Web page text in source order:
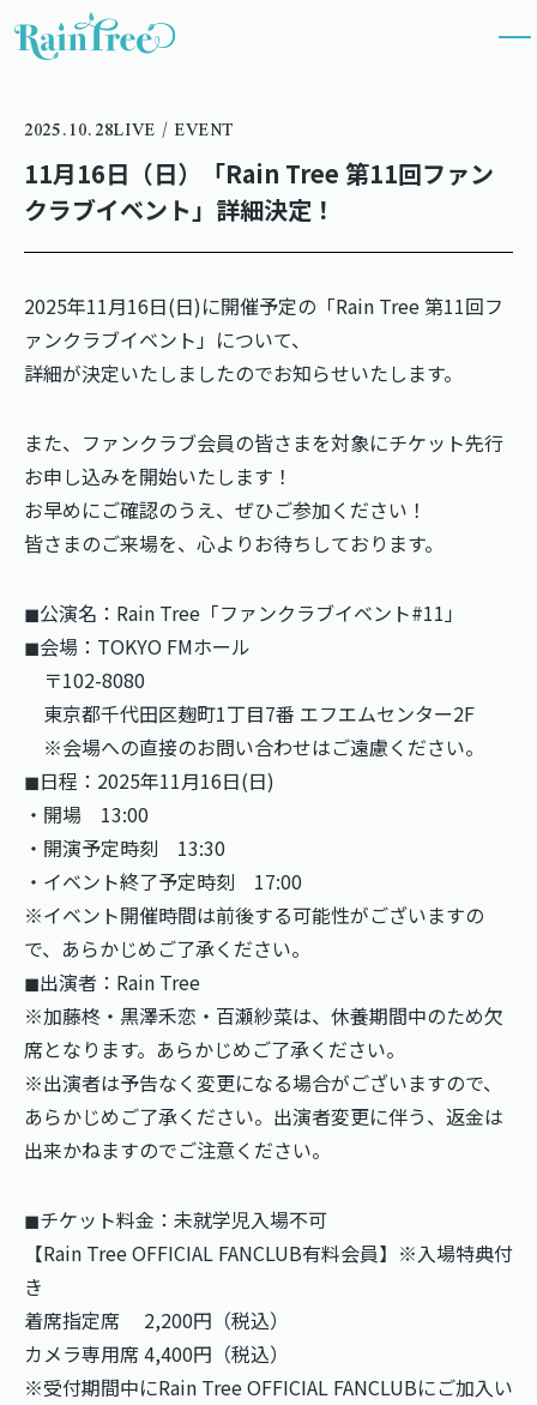
2025.10.28LIVE / EVENT
11月16日（日）「Rain Tree 第11回ファン
クラブイベント」詳細決定！
2025年11月16日(日)に開催予定の「Rain Tree 第11回フ
ァンクラブイベント」について、
詳細が決定いたしましたのでお知らせいたします。
また、ファンクラブ会員の皆さまを対象にチケット先行
お申し込みを開始いたします！
お早めにご確認のうえ、ぜひご参加ください！
皆さまのご来場を、心よりお待ちしております。
◼︎公演名：Rain Tree「ファンクラブイベント#11」
◼︎会場：TOKYO FMホール
〒102-8080
東京都千代⽥区麹町1丁目7番 エフエムセンター2F
※会場への直接のお問い合わせはご遠慮ください。
◼︎日程：2025年11月16日(日)
・開場 13:00
・開演予定時刻 13:30
・イベント終了予定時刻 17:00
※イベント開催時間は前後する可能性がございますの
で、あらかじめご了承ください。
◼︎出演者：Rain Tree
※加藤柊・黒澤禾恋・百瀬紗菜は、休養期間中のため欠
席となります。あらかじめご了承ください。
※出演者は予告なく変更になる場合がございますので、
あらかじめご了承ください。出演者変更に伴う、返金は
出来かねますのでご注意ください。
◼︎チケット料金：未就学児入場不可
【Rain Tree OFFICIAL FANCLUB有料会員】※入場特典付
き
着席指定席 2,200円（税込）
カメラ専用席 4,400円（税込）
※受付期間中にRain Tree OFFICIAL FANCLUBにご加入い